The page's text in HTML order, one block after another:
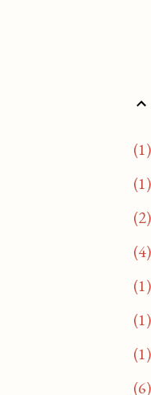
1
1
2
4
1
1
1
6